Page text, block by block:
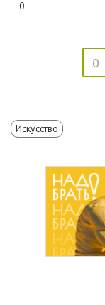
0
0
Искусство